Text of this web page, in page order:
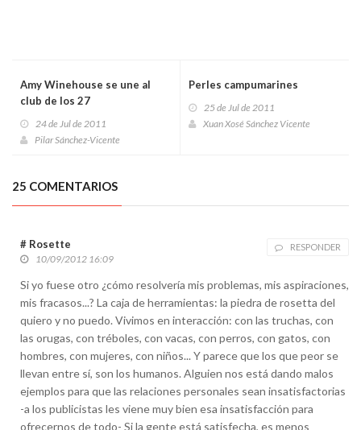
Amy Winehouse se une al
club de los 27
24 de Jul de 2011
Pilar Sánchez-Vicente
Perles campumarines
25 de Jul de 2011
Xuan Xosé Sánchez Vicente
25 COMENTARIOS
# Rosette RESPONDER
10/09/2012 16:09
Si yo fuese otro ¿cómo resolvería mis problemas, mis aspiraciones,
mis fracasos...? La caja de herramientas: la piedra de rosetta del
quiero y no puedo. Vivimos en interacción: con las truchas, con
las orugas, con tréboles, con vacas, con perros, con gatos, con
hombres, con mujeres, con niños... Y parece que los que peor se
llevan entre sí, son los humanos. Alguien nos está dando malos
ejemplos para que las relaciones personales sean insatisfactorias
-a los publicistas les viene muy bien esa insatisfacción para
ofrecernos de todo- Si la gente está satisfecha, es menos